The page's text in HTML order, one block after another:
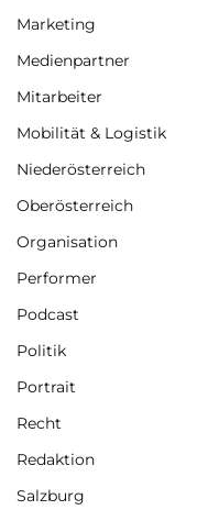
Marketing
Medienpartner
Mitarbeiter
Mobilität & Logistik
Niederösterreich
Oberösterreich
Organisation
Performer
Podcast
Politik
Portrait
Recht
Redaktion
Salzburg